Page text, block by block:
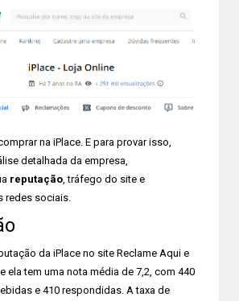
na iPlace. E para provar isso,
detalhada da empresa,
reputação , tráfego do site e
redes sociais.
da iPlace no site Reclame Aqui e
ela tem uma nota média de 7,2, com 440
e 410 respondidas. A taxa de